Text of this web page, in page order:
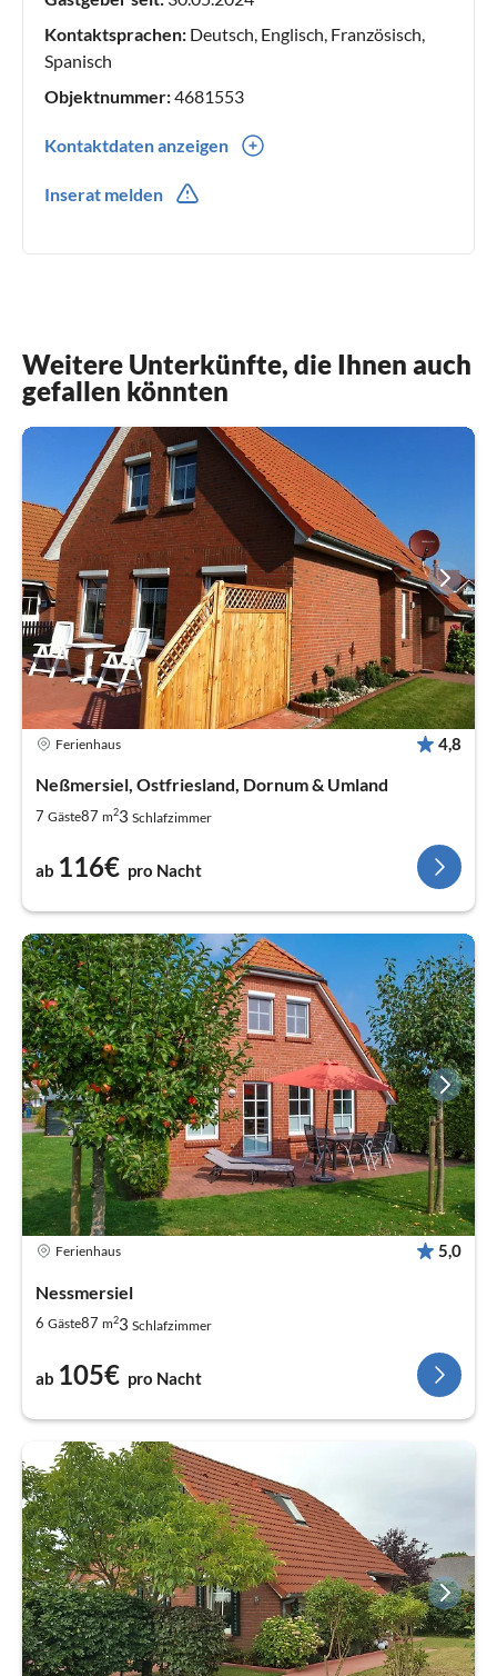
Kontaktsprachen: Deutsch, Englisch, Französisch,
Spanisch
Objektnummer:4681553
Kontaktdaten anzeigen
Inserat melden
Weitere Unterkünfte, die Ihnen auch
gefallen könnten
Ferienhaus 4,8
Neßmersiel, Ostfriesland, Dornum & Umland
7 Gäste87 m23 Schlafzimmer
ab 116€ pro Nacht
Ferienhaus 5,0
Nessmersiel
6 Gäste87 m23 Schlafzimmer
ab 105€ pro Nacht